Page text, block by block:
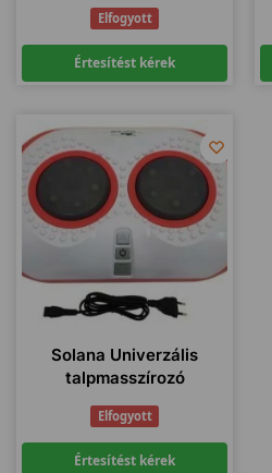
Elfogyott
Értesítést kérek
Solana Univerzális
talpmasszírozó
Elfogyott
Értesítést kérek